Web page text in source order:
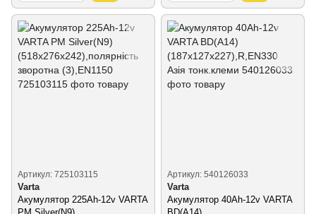
Артикул: 725103115
Varta
Акумулятор 225Ah-12v VARTA
Артикул: 540126033
Varta
Акумулятор 40Ah-12v VARTA